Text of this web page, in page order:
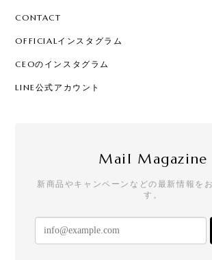
CONTACT
OFFICIALインスタグラム
CEOのインスタグラム
LINE公式アカウント
Mail Magazine
新商品やキャンペーンなどの最新情報を
す。